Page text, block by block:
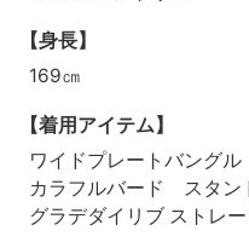
【身長】
169㎝
【着用アイテム】
ワイドプレートバングル
カラフルバード スタン
グラデダイリブ ストレ